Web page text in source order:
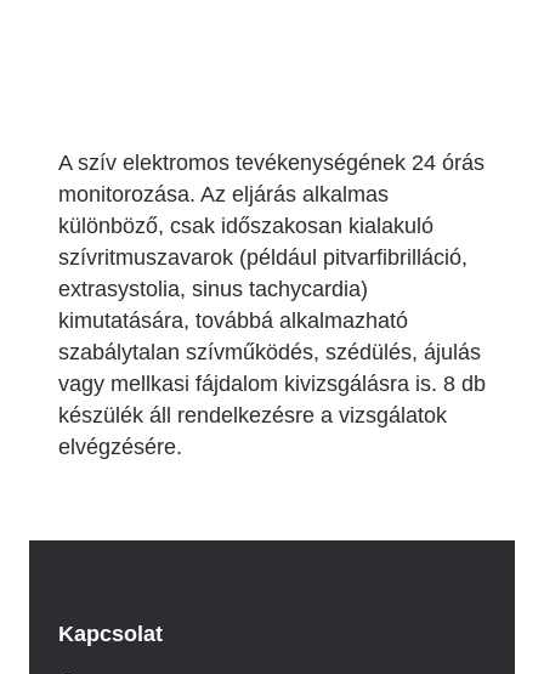
A szív elektromos tevékenységének 24 órás
monitorozása. Az eljárás alkalmas
különböző, csak időszakosan kialakuló
szívritmuszavarok (például pitvarfibrilláció,
extrasystolia, sinus tachycardia)
kimutatására, továbbá alkalmazható
szabálytalan szívműködés, szédülés, ájulás
vagy mellkasi fájdalom kivizsgálásra is. 8 db
készülék áll rendelkezésre a vizsgálatok
elvégzésére.
Kapcsolat